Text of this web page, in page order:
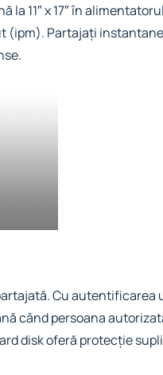
11″ x 17″ în
(ipm). Partajați
Cu
când persoana
disk oferă protecție